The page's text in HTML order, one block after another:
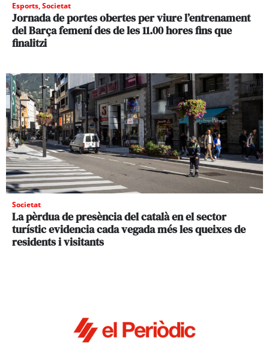
Esports,Societat
Jornada de portes obertes per viure l’entrenament
del Barça femení des de les 11.00 hores fins que
finalitzi
Societat
La pèrdua de presència del català en el sector
turístic evidencia cada vegada més les queixes de
residents i visitants